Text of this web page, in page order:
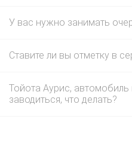
У вас нужно занимать
Ставите ли вы отметку в
Тойота Аурис, автомобиль
заводиться, что делать?